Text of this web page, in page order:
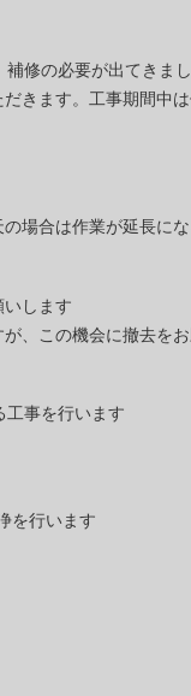
修の必要が出てきまし
きます。工事期間
合は作業が延長にな
します
、この機会に撤去を
工事を行います
を行います